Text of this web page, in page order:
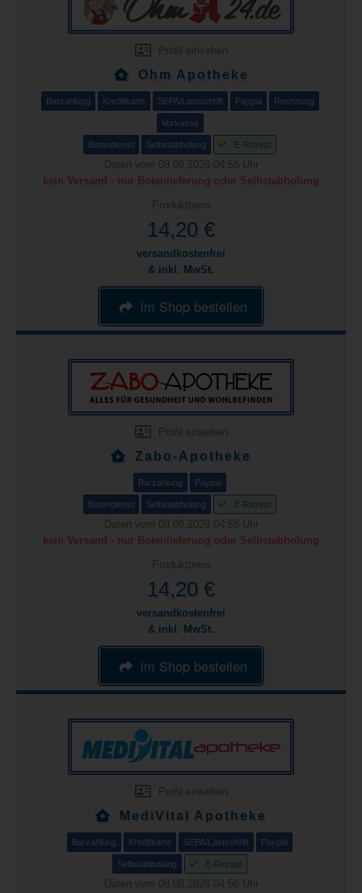
Profil einsehen
Ohm Apotheke
Barzahlung Kreditkarte SEPA/Lastschrift Paypal Rechnung
Vorkasse
Botendienst Selbstabholung E-Rezept
Daten vom 08.08.2026 04:58 Uhr
kein Versand - nur Botenlieferung oder Selbstabholung
Produktpreis
14,20 €
versandkostenfrei
& inkl. MwSt.
im Shop bestellen
Profil einsehen
Zabo-Apotheke
Barzahlung Paypal
Botendienst Selbstabholung E-Rezept
Daten vom 08.08.2026 04:58 Uhr
kein Versand - nur Botenlieferung oder Selbstabholung
Produktpreis
14,20 €
versandkostenfrei
& inkl. MwSt.
im Shop bestellen
Profil einsehen
MediVital Apotheke
Barzahlung Kreditkarte SEPA/Lastschrift Paypal
Selbstabholung E-Rezept
Daten vom 08.08.2026 04:56 Uhr